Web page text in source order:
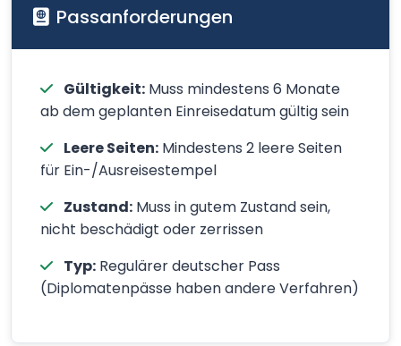
Passanforderungen
Gültigkeit: Muss mindestens 6 Monate
ab dem geplanten Einreisedatum gültig sein
Leere Seiten: Mindestens 2 leere Seiten
für Ein-/Ausreisestempel
Zustand: Muss in gutem Zustand sein,
nicht beschädigt oder zerrissen
Typ: Regulärer deutscher Pass
(Diplomatenpässe haben andere Verfahren)